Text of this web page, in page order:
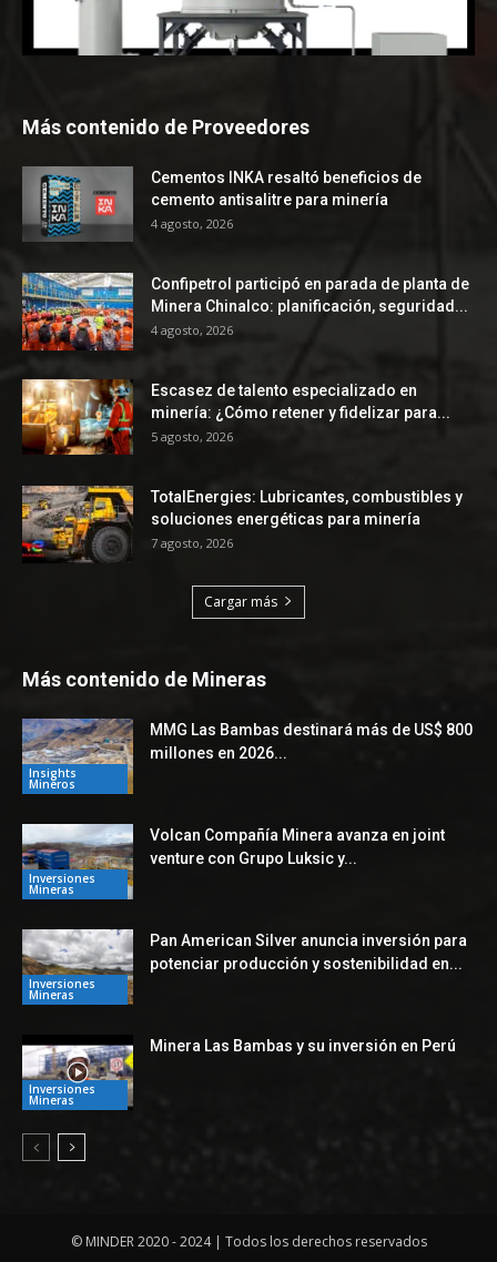
Más contenido de Proveedores
Cementos INKA resaltó beneficios de
cemento antisalitre para minería
4 agosto, 2026
Confipetrol participó en parada de planta de
Minera Chinalco: planificación, seguridad...
4 agosto, 2026
Escasez de talento especializado en
minería: ¿Cómo retener y fidelizar para...
5 agosto, 2026
TotalEnergies: Lubricantes, combustibles y
soluciones energéticas para minería
7 agosto, 2026
Cargar más
Más contenido de Mineras
Insights
Mineros
MMG Las Bambas destinará más de US$ 800
millones en 2026...
Inversiones
Mineras
Volcan Compañía Minera avanza en joint
venture con Grupo Luksic y...
Inversiones
Mineras
Pan American Silver anuncia inversión para
potenciar producción y sostenibilidad en...
Inversiones
Mineras
Minera Las Bambas y su inversión en Perú
© MINDER 2020 - 2024 | Todos los derechos reservados